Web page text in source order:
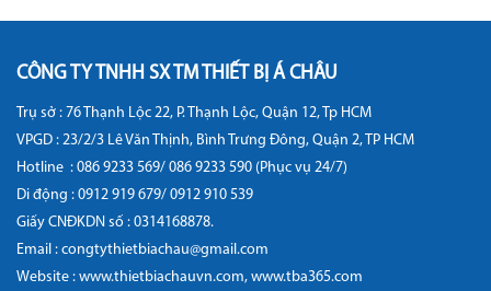
CÔNG TY TNHH SX TM THIẾT BỊ Á CHÂU
Trụ sở : 76 Thạnh Lộc 22, P. Thạnh Lộc, Quận 12, Tp HCM
VPGD : 23/2/3 Lê Văn Thịnh, Bình Trưng Đông, Quận 2, TP HCM
Hotline : 086 9233 569/ 086 9233 590 (Phục vụ 24/7)
Di động : 0912 919 679/ 0912 910 539
Giấy CNĐKDN số : 0314168878.
Email : congtythietbiachau@gmail.com
Website : www.thietbiachauvn.com, www.tba365.com